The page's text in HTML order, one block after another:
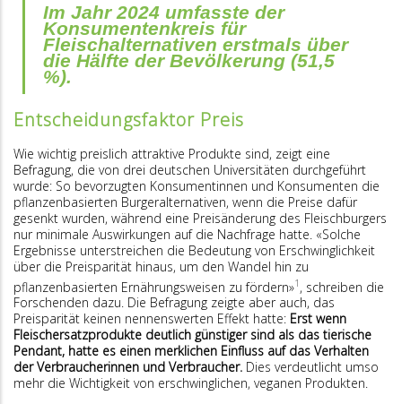
Im Jahr 2024 umfasste der
Konsumentenkreis für
Fleischalternativen erstmals über
die Hälfte der Bevölkerung (51,5
%).
Entscheidungsfaktor Preis
Wie wichtig preislich attraktive Produkte sind, zeigt eine
Befragung, die von drei deutschen Universitäten durchgeführt
wurde: So bevorzugten Konsumentinnen und Konsumenten die
pflanzenbasierten Burgeralternativen, wenn die Preise dafür
gesenkt wurden, während eine Preisänderung des Fleischburgers
nur minimale Auswirkungen auf die Nachfrage hatte. «Solche
Ergebnisse unterstreichen die Bedeutung von Erschwinglichkeit
über die Preisparität hinaus, um den Wandel hin zu
pflanzenbasierten Ernährungsweisen zu fördern»1 , schreiben die
Forschenden dazu. Die Befragung zeigte aber auch, das
Preisparität keinen nennenswerten Effekt hatte: Erst wenn
Fleischersatzprodukte deutlich günstiger sind als das tierische
Pendant, hatte es einen merklichen Einfluss auf das Verhalten
der Verbraucherinnen und Verbraucher. Dies verdeutlicht umso
mehr die Wichtigkeit von erschwinglichen, veganen Produkten.